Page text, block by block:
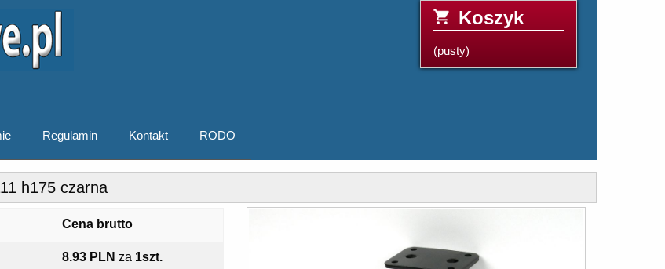
Koszyk
(pusty)
Regulamin Kontakt RODO
h175 czarna
Cena brutto
8.93 PLN za 1szt.